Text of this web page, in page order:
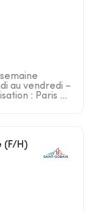
au vendredi –
: Paris ...
(F/H)